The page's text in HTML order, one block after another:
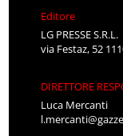
Editore
LG PRESSE S.R.L.
via Festaz, 52
DIRETTORE
Luca Mercanti